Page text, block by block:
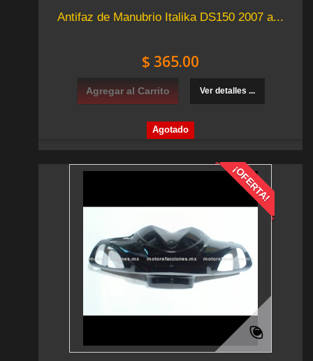
Antifaz de Manubrio Italika DS150 2007 a...
$ 365.00
Agregar al Carrito Ver detalles ...
Agotado
¡OFERTA!